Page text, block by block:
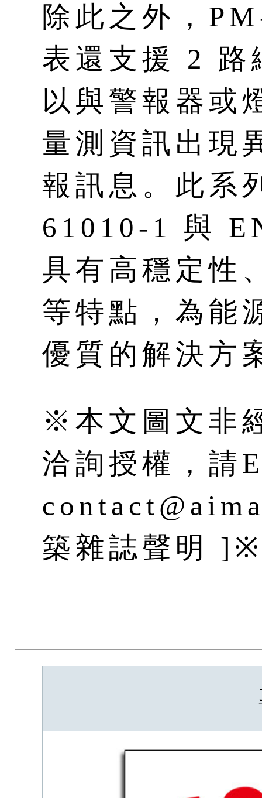
除此之外，
表還支援 2 路
以與警報器或
量測資訊出現
報訊息。此系
61010-1 與
具有高穩定性
等特點，為能
優質的解決方
※本文圖文非
洽詢授權，請
築雜誌聲明